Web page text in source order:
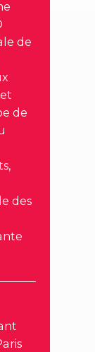
de
de
des